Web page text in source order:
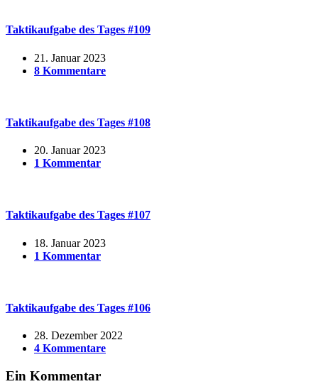
Taktikaufgabe des Tages #109
21. Januar 2023
8 Kommentare
Taktikaufgabe des Tages #108
20. Januar 2023
1 Kommentar
Taktikaufgabe des Tages #107
18. Januar 2023
1 Kommentar
Taktikaufgabe des Tages #106
28. Dezember 2022
4 Kommentare
Ein Kommentar